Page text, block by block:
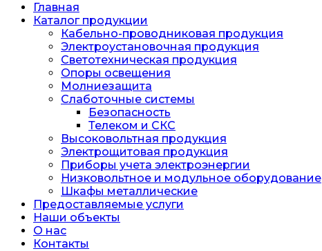
Главная
Каталог продукции
Кабельно-проводниковая продукция
Электроустановочная продукция
Светотехническая продукция
Опоры освещения
Молниезащита
Слаботочные системы
Безопасность
Телеком и СКС
Высоковольтная продукция
Электрощитовая продукция
Приборы учета электроэнергии
Низковольтное и модульное оборудование
Шкафы металлические
Предоставляемые услуги
Наши объекты
О нас
Контакты